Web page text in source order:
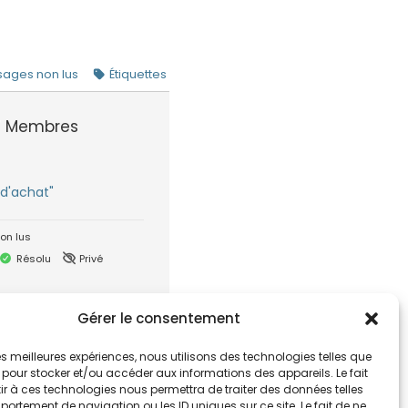
Gérer le consentement
meilleures expériences, nous utilisons des technologies telles que
stocker et/ou accéder aux informations des appareils. Le fait
à ces technologies nous permettra de traiter des données telles
non lus Étiquettes
Membres
lus
Résolu
Privé